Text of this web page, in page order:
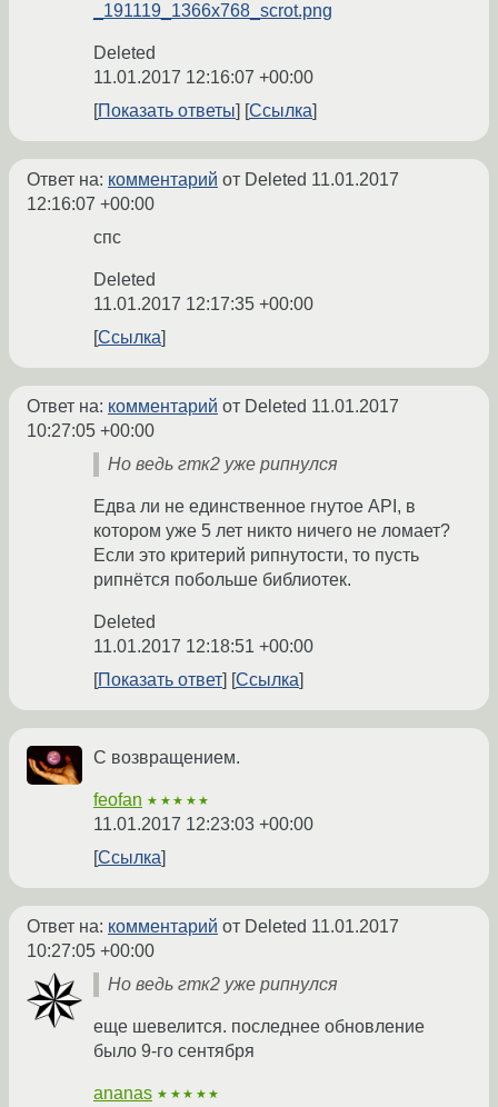
_191119_1366x768_scrot.png
Deleted
11.01.2017 12:16:07 +00:00
Показать ответы
Ссылка
Ответ на: комментарий от Deleted 11.01.2017
12:16:07 +00:00
спс
Deleted
11.01.2017 12:17:35 +00:00
Ссылка
Ответ на: комментарий от Deleted 11.01.2017
10:27:05 +00:00
Но ведь гтк2 уже рипнулся
Едва ли не единственное гнутое API, в
котором уже 5 лет никто ничего не ломает?
Если это критерий рипнутости, то пусть
рипнётся побольше библиотек.
Deleted
11.01.2017 12:18:51 +00:00
Показать ответ
Ссылка
С возвращением.
feofan ★★★★★
11.01.2017 12:23:03 +00:00
Ссылка
Ответ на: комментарий от Deleted 11.01.2017
10:27:05 +00:00
Но ведь гтк2 уже рипнулся
еще шевелится. последнее обновление
было 9-го сентября
ananas ★★★★★